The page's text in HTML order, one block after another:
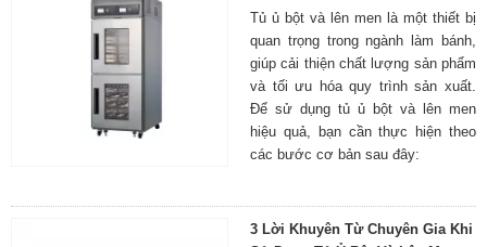
Tủ ủ bột và lên men là một thiết bị
quan trọng trong ngành làm bánh,
giúp cải thiện chất lượng sản phẩm
và tối ưu hóa quy trình sản xuất.
Để sử dụng tủ ủ bột và lên men
hiệu quả, bạn cần thực hiện theo
các bước cơ bản sau đây:
3 Lời Khuyên Từ Chuyên Gia Khi